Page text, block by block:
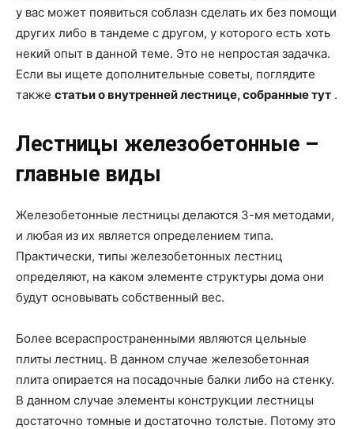
у вас может появиться соблазн сделать их без помощи
других либо в тандеме с другом, у которого есть хоть
некий опыт в данной теме. Это не непростая задачка.
Если вы ищете дополнительные советы, поглядите
также статьи о внутренней лестнице, собранные тут .
Лестницы железобетонные –
главные виды
Железобетонные лестницы делаются 3-мя методами,
и любая из их является определением типа.
Практически, типы железобетонных лестниц
определяют, на каком элементе структуры дома они
будут основывать собственный вес.
Более всераспространенными являются цельные
плиты лестниц. В данном случае железобетонная
плита опирается на посадочные балки либо на стенку.
В данном случае элементы конструкции лестницы
достаточно томные и достаточно толстые. Потому это